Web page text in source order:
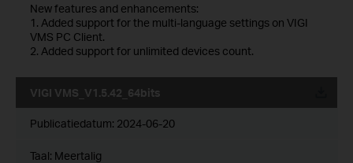
New features and enhancements:
1. Added support for the multi-language settings on VIGI
VMS PC Client.
2. Added support for unlimited devices count.
VIGI VMS_V1.5.42_64bits
Publicatiedatum: 2024-06-20
Taal: Meertalig